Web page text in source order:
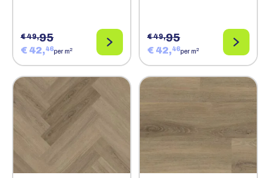
€ 49,95
€ 42,46per m2
€ 49,95
€ 42,46per m2